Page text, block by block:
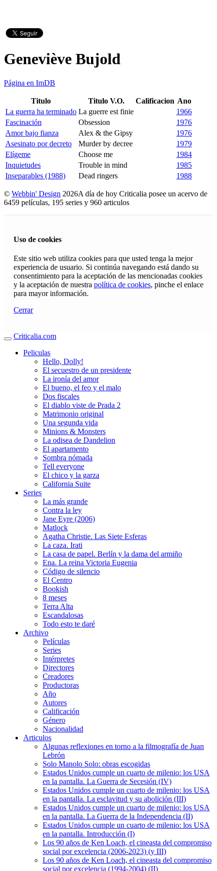
Geneviève Bujold
Página en ImDB
Titulo Titulo V.O. Calificacion Ano
La guerra ha terminado La guerre est finie
1966
Fascinación
Obsession
1976
Amor bajo fianza
Alex & the Gipsy
1976
Asesinato por decreto
Murder by decree
1979
Elígeme
Choose me
1984
Inquietudes
Trouble in mind
1985
Inseparables (1988)
Dead ringers 1988
© Webbin' Design 2026A día de hoy Criticalia posee un acervo de
6459 películas, 195 series y 960 articulos
Uso de cookies
Este sitio web utiliza cookies para que usted tenga la mejor
experiencia de usuario. Si continúa navegando está dando su
consentimiento para la aceptación de las mencionadas cookies
y la aceptación de nuestra política de cookies, pinche el enlace
para mayor información.
Cerrar
Criticalia.com
Peliculas
Hello, Dolly!
El secuestro de un presidente
La ironía del amor
El bueno, el feo y el malo
Dos fiscales
El diablo viste de Prada 2
Matrimonio original
Una segunda vida
Minions & Monsters
La odisea de Dandelion
El apartamento
Sombra nómada
Tell everyone
El chico y la garza
California Suite
Series
La más grande
Contra la ley
Jane Eyre (2006)
Matlock
Agatha Christie. Las Siete Esferas
La caza. Irati
La casa de papel. Berlín y la dama del armiño
Ena. La reina Victoria Eugenia
Código de silencio
El Centro
Bookish
8 meses
Terra Alta
Escandalosas
Todo esto te daré
Archivo
Películas
Series
Intérpretes
Directores
Creadores
Productoras
Año
Autores
Calificación
Género
Nacionalidad
Articulos
Algunas reflexiones en torno a la filmografía de Juan
Lebrón
Solo Manolo Solo: obras escogidas
Estados Unidos cumple un cuarto de milenio: los USA
en la pantalla. La Guerra de Secesión (IV)
Estados Unidos cumple un cuarto de milenio: los USA
en la pantalla. La esclavitud y su abolición (III)
Estados Unidos cumple un cuarto de milenio: los USA
en la pantalla. La Guerra de la Independencia (II)
Estados Unidos cumple un cuarto de milenio: los USA
en la pantalla. Introducción (I)
Los 90 años de Ken Loach, el cineasta del compromiso
social por excelencia (2006-2023) (y III)
Los 90 años de Ken Loach, el cineasta del compromiso
social por excelencia (1994-2004) (II)